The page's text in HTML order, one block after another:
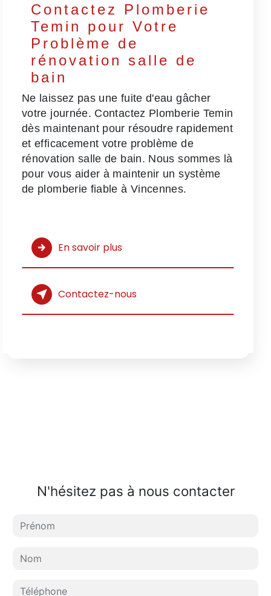
Contactez Plomberie
Temin pour Votre
Problème de
rénovation salle de
bain
Ne laissez pas une fuite d'eau gâcher
votre journée. Contactez Plomberie Temin
dès maintenant pour résoudre rapidement
et efficacement votre problème de
rénovation salle de bain. Nous sommes là
pour vous aider à maintenir un système
de plomberie fiable à Vincennes.
En savoir plus
Contactez-nous
N'hésitez pas à nous contacter